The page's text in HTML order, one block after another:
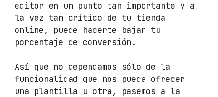
editor en un punto tan importante y a
la vez tan crítico de tu tienda
online, puede hacerte bajar tu
porcentaje de conversión.
Así que no dependamos sólo de la
funcionalidad que nos pueda ofrecer
una plantilla u otra, pasemos a la